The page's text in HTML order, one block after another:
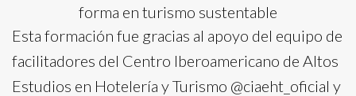
forma en turismo sustentable
Esta formación fue gracias al apoyo del equipo de
facilitadores del Centro Iberoamericano de Altos
Estudios en Hotelería y Turismo @ciaeht_oficial y